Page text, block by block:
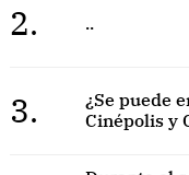
2. ..
3.
¿Se puede
Cinépolis y